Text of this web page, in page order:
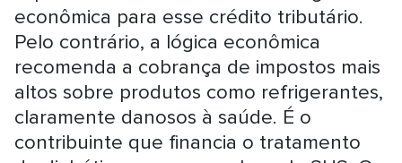
econômica para esse crédito tributário.
Pelo contrário, a lógica econômica
recomenda a cobrança de impostos mais
altos sobre produtos como refrigerantes,
claramente danosos à saúde. É o
contribuinte que financia o tratamento